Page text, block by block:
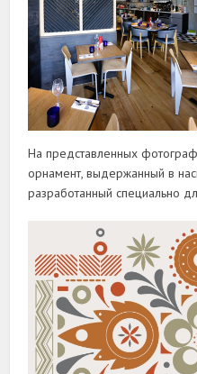
На представленных
орнамент, выдержанный в
разработанный специально